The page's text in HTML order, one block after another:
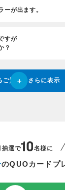
ーが出ます。
すが
？
ご質問をさらに表示
抽選で 名様に
のQUOカードプ